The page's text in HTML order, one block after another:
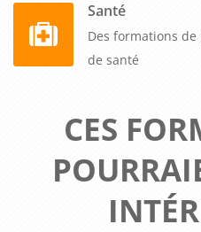
Santé
Des formations
de santé
CES